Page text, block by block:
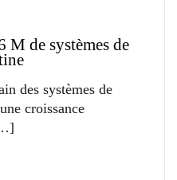
de systèmes de
des systèmes de
croissance